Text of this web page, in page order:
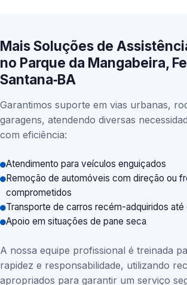
Mais Soluções de
no Parque da Mangabeira,
Santana‑BA
Garantimos suporte em vias urbanas,
garagens, atendendo diversas
com eficiência:
Atendimento para veículos enguiçados
Remoção de automóveis com direção ou
comprometidos
Transporte de carros recém-adquiridos
Apoio em situações de pane seca
A nossa equipe profissional é treinada
rapidez e responsabilidade, utilizando
apropriados para garantir um serviço